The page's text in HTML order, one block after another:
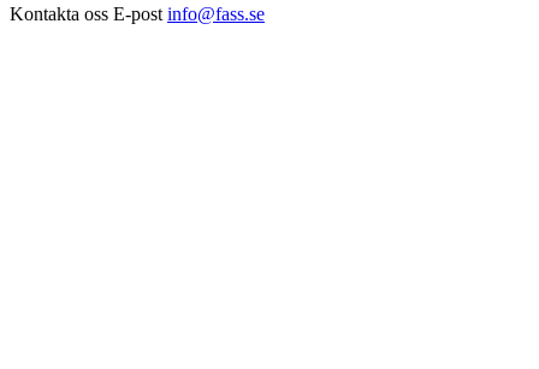
Kontakta oss E-post info@fass.se